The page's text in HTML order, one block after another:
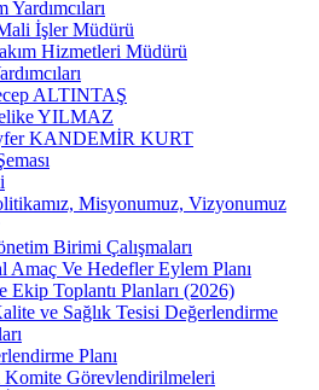
Yardımcıları
İşler Müdürü
Hizmetleri Müdürü
ALTINTAŞ
YILMAZ
KANDEMİR KURT
Misyonumuz, Vizyonumuz
Birimi Çalışmaları
Amaç Ve Hedefler Eylem Planı
Ekip Toplantı Planları (2026)
ve Sağlık Tesisi Değerlendirme
Planı
Komite Görevlendirilmeleri